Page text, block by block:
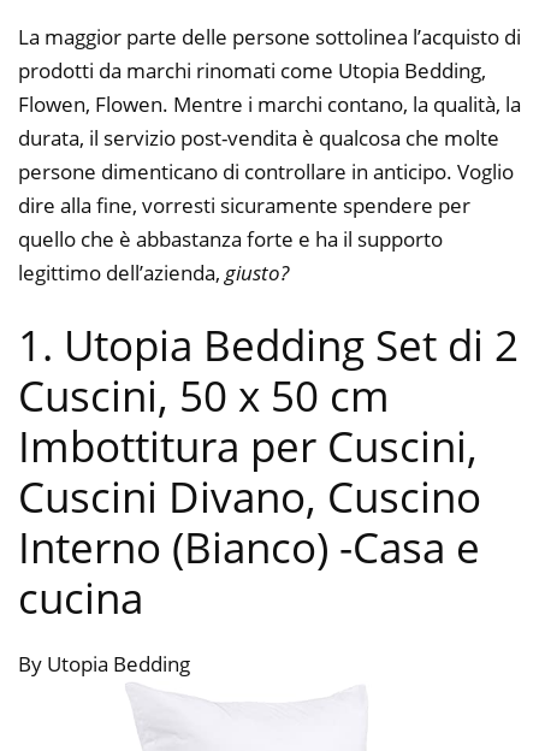
La maggior parte delle persone sottolinea l’acquisto di
prodotti da marchi rinomati come Utopia Bedding,
Flowen, Flowen. Mentre i marchi contano, la qualità, la
durata, il servizio post-vendita è qualcosa che molte
persone dimenticano di controllare in anticipo. Voglio
dire alla fine, vorresti sicuramente spendere per
quello che è abbastanza forte e ha il supporto
legittimo dell’azienda, giusto?
1. Utopia Bedding Set di 2
Cuscini, 50 x 50 cm
Imbottitura per Cuscini,
Cuscini Divano, Cuscino
Interno (Bianco) -Casa e
cucina
By Utopia Bedding